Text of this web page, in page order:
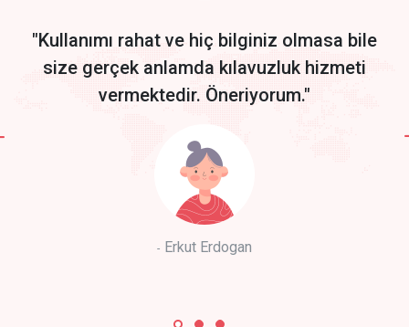
"Kullanımı rahat ve hiç bilginiz olmasa bile
size gerçek anlamda kılavuzluk hizmeti
vermektedir. Öneriyorum."
Erkut Erdogan